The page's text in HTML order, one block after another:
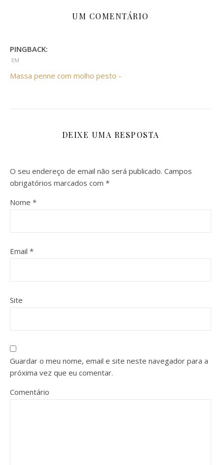
UM COMENTÁRIO
PINGBACK:
EM
Massa penne com molho pesto -
DEIXE UMA RESPOSTA
O seu endereço de email não será publicado. Campos
obrigatórios marcados com *
Nome *
Email *
Site
Guardar o meu nome, email e site neste navegador para a
próxima vez que eu comentar.
Comentário